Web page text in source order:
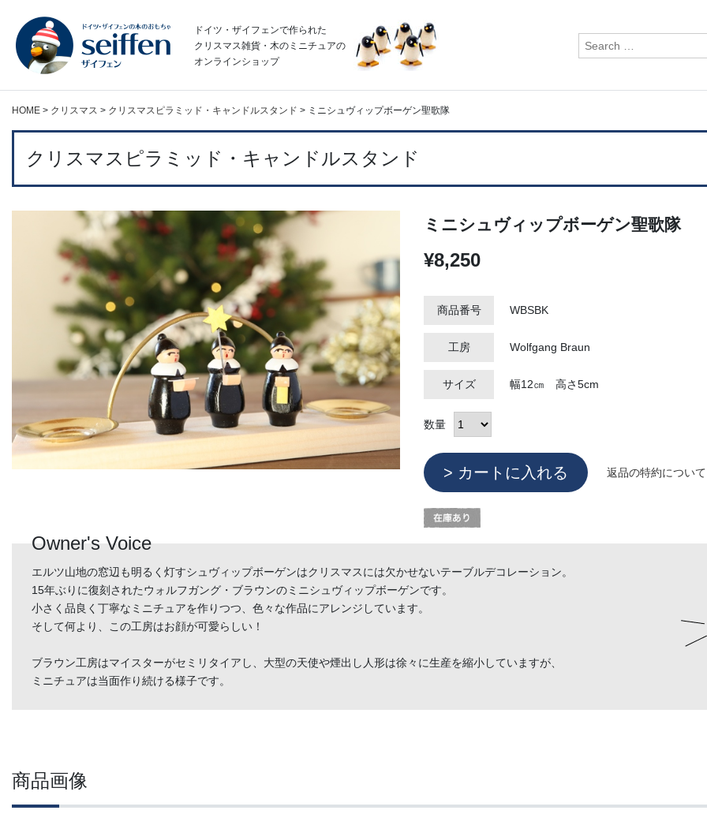
ドイツ・ザイフェンで作られた
クリスマス雑貨・木のミニチュアの
オンラインショップ
検
索:
HOME > クリスマス > クリスマスピラミッド・キャンドルスタンド > ミニシュヴィップボーゲン聖歌隊
クリスマスピラミッド・キャンドルスタンド
ミニシュヴィップボーゲン聖歌隊
¥8,250
商品番号 WBSBK
工房 Wolfgang Braun
サイズ 幅12㎝ 高さ5cm
数量
返品の特約について
Owner's Voice
エルツ山地の窓辺も明るく灯すシュヴィップボーゲンはクリスマスには欠かせないテーブルデコレーション。
15年ぶりに復刻されたウォルフガング・ブラウンのミニシュヴィップボーゲンです。
小さく品良く丁寧なミニチュアを作りつつ、色々な作品にアレンジしています。
そして何より、この工房はお顔が可愛らしい！
ブラウン工房はマイスターがセミリタイアし、大型の天使や煙出し人形は徐々に生産を縮小していますが、
ミニチュアは当面作り続ける様子です。
商品画像